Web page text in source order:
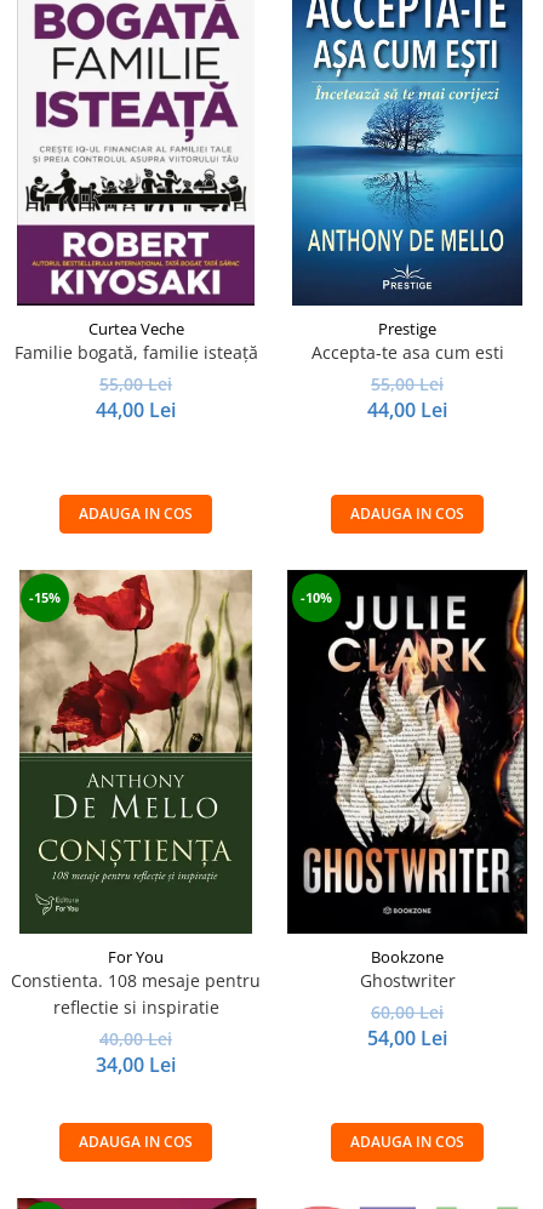
Curtea Veche
Familie bogată, familie isteață
55,00 Lei
44,00 Lei
ADAUGA IN COS
Prestige
Accepta-te asa cum esti
55,00 Lei
44,00 Lei
ADAUGA IN COS
-15%
For You
Constienta. 108 mesaje pentru
reflectie si inspiratie
40,00 Lei
34,00 Lei
ADAUGA IN COS
-10%
Bookzone
Ghostwriter
60,00 Lei
54,00 Lei
ADAUGA IN COS